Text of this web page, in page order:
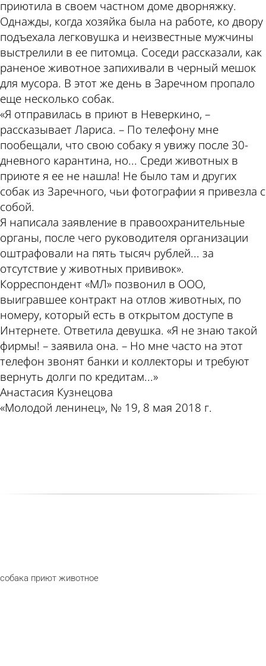
приютила в своем частном доме дворняжку.
Однажды, когда хозяйка была на работе, ко двору
подъехала легковушка и неизвестные мужчины
выстрелили в ее питомца. Соседи рассказали, как
раненое животное запихивали в черный мешок
для мусора. В этот же день в Заречном пропало
еще несколько собак.
«Я отправилась в приют в Неверкино, –
рассказывает Лариса. – По телефону мне
пообещали, что свою собаку я увижу после 30-
дневного карантина, но... Среди животных в
приюте я ее не нашла! Не было там и других
собак из Заречного, чьи фотографии я привезла с
собой.
Я написала заявление в правоохранительные
органы, после чего руководителя организации
оштрафовали на пять тысяч рублей... за
отсутствие у животных прививок».
Корреспондент «МЛ» позвонил в ООО,
выигравшее контракт на отлов животных, по
номеру, который есть в открытом доступе в
Интернете. Ответила девушка. «Я не знаю такой
фирмы! – заявила она. – Но мне часто на этот
телефон звонят банки и коллекторы и требуют
вернуть долги по кредитам...»
Анастасия Кузнецова
«Молодой ленинец», № 19, 8 мая 2018 г.
собака приют животное